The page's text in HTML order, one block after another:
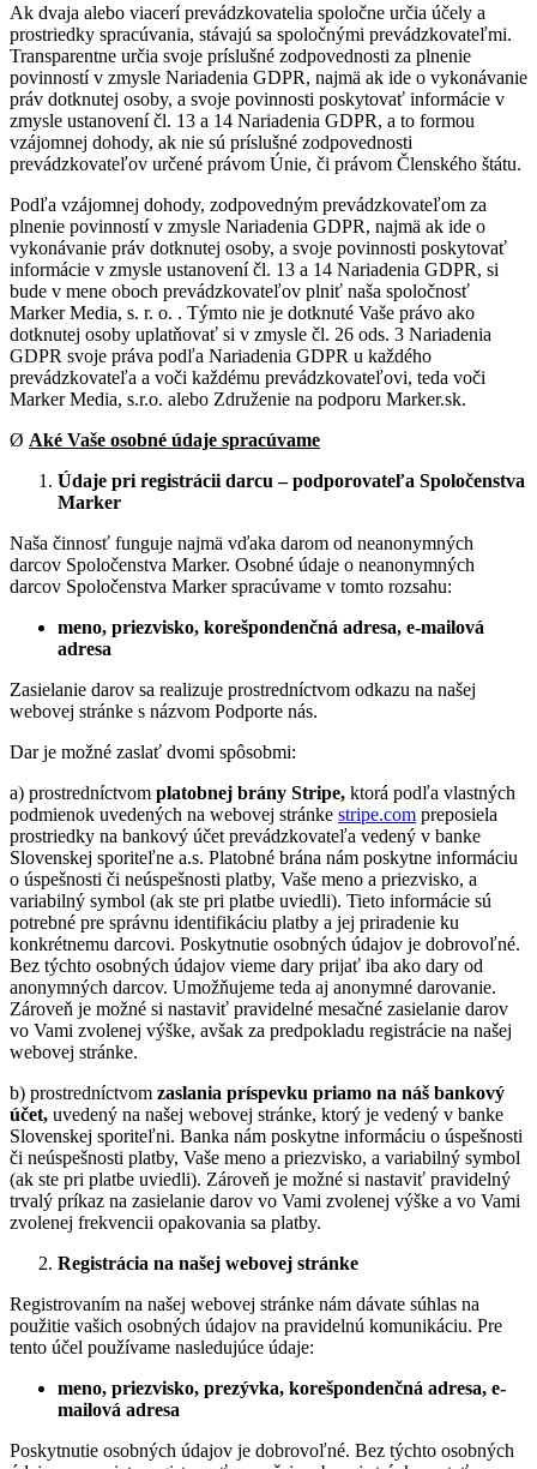
Ak dvaja alebo viacerí prevádzkovatelia spoločne určia účely a
prostriedky spracúvania, stávajú sa spoločnými prevádzkovateľmi.
Transparentne určia svoje príslušné zodpovednosti za plnenie
povinností v zmysle Nariadenia GDPR, najmä ak ide o vykonávanie
práv dotknutej osoby, a svoje povinnosti poskytovať informácie v
zmysle ustanovení čl. 13 a 14 Nariadenia GDPR, a to formou
vzájomnej dohody, ak nie sú príslušné zodpovednosti
prevádzkovateľov určené právom Únie, či právom Členského štátu.
Podľa vzájomnej dohody, zodpovedným prevádzkovateľom za
plnenie povinností v zmysle Nariadenia GDPR, najmä ak ide o
vykonávanie práv dotknutej osoby, a svoje povinnosti poskytovať
informácie v zmysle ustanovení čl. 13 a 14 Nariadenia GDPR, si
bude v mene oboch prevádzkovateľov plniť naša spoločnosť
Marker Media, s. r. o. . Týmto nie je dotknuté Vaše právo ako
dotknutej osoby uplatňovať si v zmysle čl. 26 ods. 3 Nariadenia
GDPR svoje práva podľa Nariadenia GDPR u každého
prevádzkovateľa a voči každému prevádzkovateľovi, teda voči
Marker Media, s.r.o. alebo Združenie na podporu Marker.sk.
Ø Aké Vaše osobné údaje spracúvame
Údaje pri registrácii darcu – podporovateľa Spoločenstva
Marker
Naša činnosť funguje najmä vďaka darom od neanonymných
darcov Spoločenstva Marker. Osobné údaje o neanonymných
darcov Spoločenstva Marker spracúvame v tomto rozsahu:
meno, priezvisko, korešpondenčná adresa, e-mailová
adresa
Zasielanie darov sa realizuje prostredníctvom odkazu na našej
webovej stránke s názvom Podporte nás.
Dar je možné zaslať dvomi spôsobmi:
a) prostredníctvom platobnej brány Stripe, ktorá podľa vlastných
podmienok uvedených na webovej stránke stripe.com preposiela
prostriedky na bankový účet prevádzkovateľa vedený v banke
Slovenskej sporiteľne a.s. Platobné brána nám poskytne informáciu
o úspešnosti či neúspešnosti platby, Vaše meno a priezvisko, a
variabilný symbol (ak ste pri platbe uviedli). Tieto informácie sú
potrebné pre správnu identifikáciu platby a jej priradenie ku
konkrétnemu darcovi. Poskytnutie osobných údajov je dobrovoľné.
Bez týchto osobných údajov vieme dary prijať iba ako dary od
anonymných darcov. Umožňujeme teda aj anonymné darovanie.
Zároveň je možné si nastaviť pravidelné mesačné zasielanie darov
vo Vami zvolenej výške, avšak za predpokladu registrácie na našej
webovej stránke.
b) prostredníctvom zaslania príspevku priamo na náš bankový
účet, uvedený na našej webovej stránke, ktorý je vedený v banke
Slovenskej sporiteľni. Banka nám poskytne informáciu o úspešnosti
či neúspešnosti platby, Vaše meno a priezvisko, a variabilný symbol
(ak ste pri platbe uviedli). Zároveň je možné si nastaviť pravidelný
trvalý príkaz na zasielanie darov vo Vami zvolenej výške a vo Vami
zvolenej frekvencii opakovania sa platby.
Registrácia na našej webovej stránke
Registrovaním na našej webovej stránke nám dávate súhlas na
použitie vašich osobných údajov na pravidelnú komunikáciu. Pre
tento účel používame nasledujúce údaje:
meno, priezvisko, prezývka, korešpondenčná adresa, e-
mailová adresa
Poskytnutie osobných údajov je dobrovoľné. Bez týchto osobných